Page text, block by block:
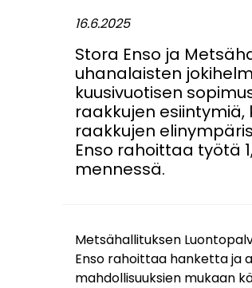
16.6.2025
Stora Enso ja
uhanalaisten
kuusivuotisen
raakkujen
raakkujen
Enso rahoittaa työtä
mennessä.
Metsähallituksen
Enso rahoittaa hanketta ja
mahdollisuuksien mukaan